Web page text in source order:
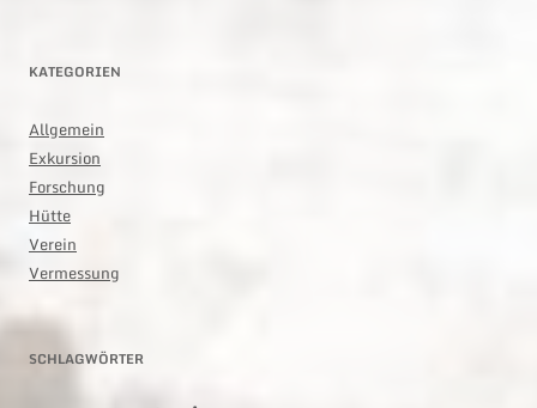
KATEGORIEN
Allgemein
Exkursion
Forschung
Hütte
Verein
Vermessung
SCHLAGWÖRTER